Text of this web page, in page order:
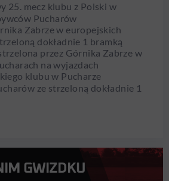
25. mecz klubu z Polski w
Pucharów
Zabrze w europejskich
dokładnie 1 bramką
przez Górnika Zabrze w
na wyjazdach
klubu w Pucharze
ze strzeloną dokładnie 1
GWIZDKU